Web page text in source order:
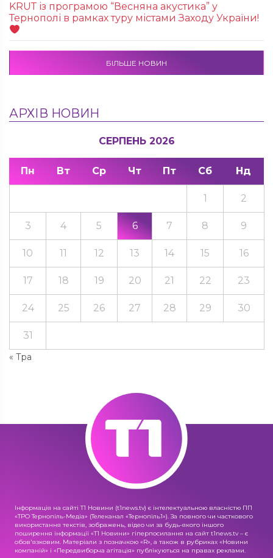
KRUТ із програмою “Весняна акустика” у
Тернополі в рамках туру містами Заходу України!
БІЛЬШЕ НОВИН
АРХІВ НОВИН
СЕРПЕНЬ 2026
Пн Вт Ср Чт Пт Сб Нд
« Тра
1 2
3 4 5 6 7 8 9
10 11 12 13 14 15 16
17 18 19 20 21 22 23
24 25 26 27 28 29 30
31
Інформація на сайті Т1 Новини (t1news.tv) є інтелектуальною власністю ПП
«ТРО Тернопіль-Медіа» (Телеканал «Тернопіль1»). За повного чи часткового
використання текстів, зображень, відео чи за будь-якого іншого
поширення інформації «Т1 Новини» гіперпосилання на сайт t1news.tv – є
обов'язковим. Матеріали з позначкою «R», а також в рубриках «Новини
компаній» і «Передвиборча агітація» публікуються на правах реклами.